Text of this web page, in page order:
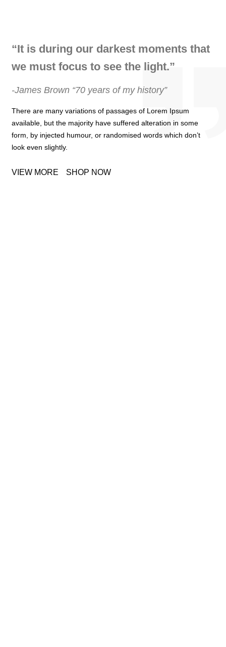
“It is during our darkest moments that
we mustfocus to see the light.”
-James Brown “70 years of my history”
There are many variations of passages of Lorem Ipsum
available, but the majority have suffered alteration in some
form, by injected humour, or randomised words which don’t
look even slightly.
VIEW MORE SHOP NOW